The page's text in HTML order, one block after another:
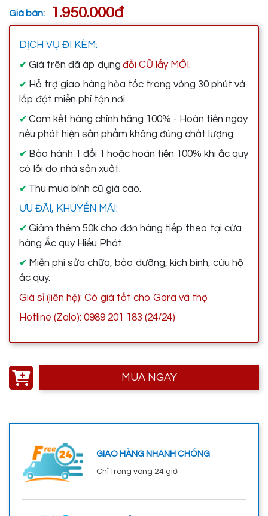
Giá bán: 1.950.000đ
DỊCH VỤ ĐI KÈM:
✔ Giá trên đã áp dụng đổi CŨ lấy MỚI.
✔ Hỗ trợ giao hàng hỏa tốc trong vòng 30 phút và
lắp đặt miễn phí tận nơi.
✔ Cam kết hàng chính hãng 100% - Hoàn tiền ngay
nếu phát hiện sản phẩm không đúng chất lượng.
✔ Bảo hành 1 đổi 1 hoặc hoàn tiền 100% khi ắc quy
có lỗi do nhà sản xuất.
✔ Thu mua bình cũ giá cao.
ƯU ĐÃI, KHUYẾN MÃI:
✔ Giảm thêm 50k cho đơn hàng tiếp theo tại cửa
hàng Ắc quy Hiếu Phát.
✔ Miễn phí sửa chữa, bảo dưỡng, kích bình, cứu hộ
ắc quy.
Giá sỉ (liên hệ): Có giá tốt cho Gara và thợ
Hotline (Zalo): 0989 201 183 (24/24)
MUA NGAY
GIAO HÀNG NHANH CHÓNG
Chỉ trong vòng 24 giờ